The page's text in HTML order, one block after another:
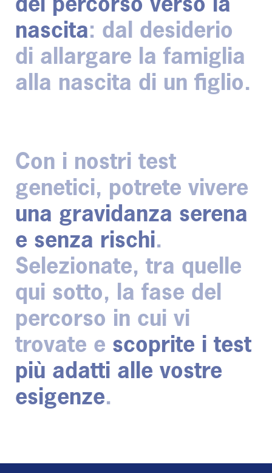
nascita: dal desiderio
di allargare la famiglia
alla nascita di un figlio.
Con i nostri test
genetici, potrete vivere
una gravidanza serena
e senza rischi.
Selezionate, tra quelle
qui sotto, la fase del
percorso in cui vi
trovate e scoprite i test
più adatti alle vostre
esigenze.